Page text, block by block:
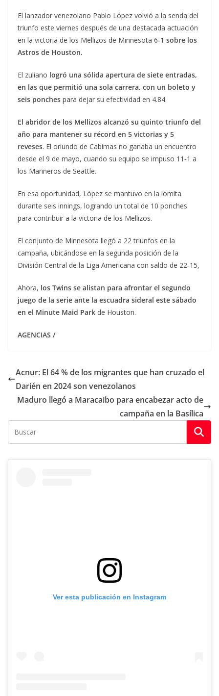
El lanzador venezolano Pablo López volvió a la senda del
triunfo este viernes después de una destacada actuación
en la victoria de los Mellizos de Minnesota 6‑1 sobre los
Astros de Houston.
El zuliano logró una sólida apertura de siete entradas,
en las que permitió una sola carrera, con un boleto y
seis ponches para dejar su efectividad en 4.84.
El abridor de los Mellizos alcanzó su quinto triunfo del
año para mantener su récord en 5 victorias y 5
reveses. El oriundo de Cabimas no ganaba un encuentro
desde el 9 de mayo, cuando su equipo se impuso 11‑1 a
los Marineros de Seattle.
En esa oportunidad, López se mantuvo en la lomita
durante seis innings, logrando un total de 10 ponches
para contribuir a la victoria de los Mellizos.
El conjunto de Minnesota llegó a 22 triunfos en la
campaña, ubicándose en la segunda posición de la
División Central de la Liga Americana con saldo de 22‑15,
Ahora, los Twins se alistan para afrontar el segundo
juego de la serie ante la escuadra sideral este sábado
en el Minute Maid Park de Houston.
AGENCIAS /
Acnur: El 64 % de los migrantes que han cruzado el
Darién en 2024 son venezolanos
Maduro llegó a Maracaibo para encabezar acto de
campaña en la Basílica
Ver esta publicación en Instagram